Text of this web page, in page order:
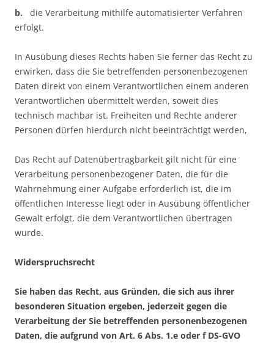
b.
die Verarbeitung mithilfe automatisierter Verfahren
erfolgt.
In Ausübung dieses Rechts haben Sie ferner das Recht zu
erwirken, dass die Sie betreffenden personenbezogenen
Daten direkt von einem Verantwortlichen einem anderen
Verantwortlichen übermittelt werden, soweit dies
technisch machbar ist. Freiheiten und Rechte anderer
Personen dürfen hierdurch nicht beeinträchtigt werden,
Das Recht auf Datenübertragbarkeit gilt nicht für eine
Verarbeitung personenbezogener Daten, die für die
Wahrnehmung einer Aufgabe erforderlich ist, die im
öffentlichen Interesse liegt oder in Ausübung öffentlicher
Gewalt erfolgt, die dem Verantwortlichen übertragen
wurde.
Widerspruchsrecht
Sie haben das Recht, aus Gründen, die sich aus ihrer
besonderen Situation ergeben, jederzeit gegen die
Verarbeitung der Sie betreffenden personenbezogenen
Daten, die aufgrund von Art. 6 Abs. 1.e oder f DS-GVO